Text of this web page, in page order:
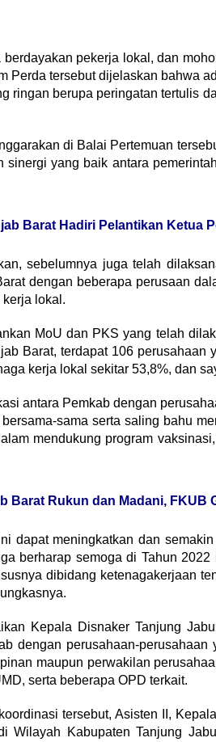
berdayakan pekerja lokal, dan
Perda tersebut dijelaskan bahwa
ringan berupa peringatan tertulis
di Balai Pertemuan
sinergi yang baik antara
Barat Hadiri Pelantikan Ketua
sebelumnya juga telah
dengan beberapa perusaan
lokal.
MoU dan PKS yang telah
Barat, terdapat 106
kerja lokal sekitar 53,8%, dan
antara Pemkab dengan
sama serta saling bahu
mendukung program
Barat Rukun dan Madani,
dapat meningkatkan dan
berharap semoga di Tahun
dibidang ketenagakerjaan
Kepala Disnaker Tanjung
dengan perusahaan-
maupun perwakilan
serta beberapa OPD terkait.
tersebut, Asisten II,
Wilayah Kabupaten Tanjung